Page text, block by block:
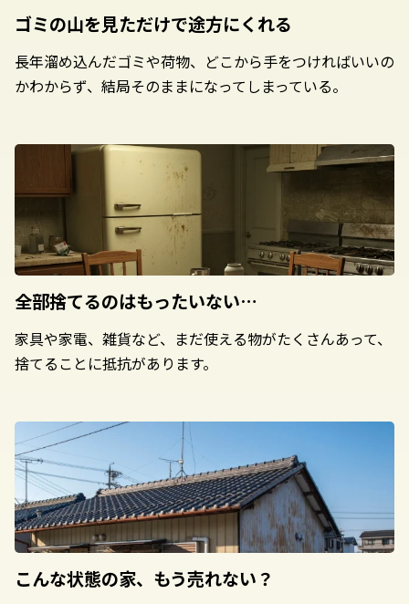
ゴミの山を見ただけで途方にくれる
長年溜め込んだゴミや荷物、どこから手をつければいいの
かわからず、結局そのままになってしまっている。
全部捨てるのはもったいない…
家具や家電、雑貨など、まだ使える物がたくさんあって、
捨てることに抵抗があります。
こんな状態の家、 もう売れない？